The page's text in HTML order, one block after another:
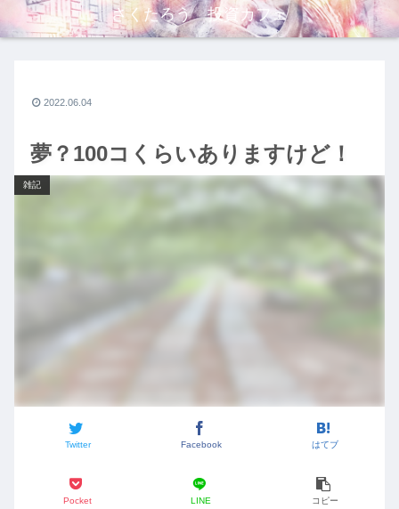
さくたろう 投資カフェ
夢？100コくらいありますけど！
雑記
Twitter Facebook はてブ
Pocket LINE コピー
2022.06.04